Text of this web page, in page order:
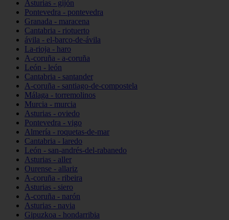
Asturias - gijón
Pontevedra - pontevedra
Granada - maracena
Cantabria - riotuerto
ávila - el-barco-de-ávila
La-rioja - haro
A-coruña - a-coruña
León - león
Cantabria - santander
A-coruña - santiago-de-compostela
Málaga - torremolinos
Murcia - murcia
Asturias - oviedo
Pontevedra - vigo
Almería - roquetas-de-mar
Cantabria - laredo
León - san-andrés-del-rabanedo
Asturias - aller
Ourense - allariz
A-coruña - ribeira
Asturias - siero
A-coruña - narón
Asturias - navia
Gipuzkoa - hondarribia